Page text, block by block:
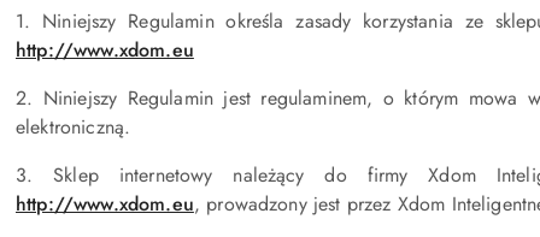
1. Niniejszy Regulamin określa zasady korzystania ze
http://www.xdom.eu
2. Niniejszy Regulamin jest regulaminem, o którym mowa
elektroniczną.
3. Sklep internetowy należący do firmy Xdom
http://www.xdom.eu, prowadzony jest przez Xdom